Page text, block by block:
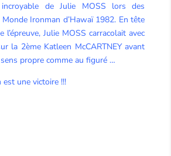
incroyable de Julie MOSS lors des
Ironman d’Hawaï 1982. En tête
Julie MOSS carracolait avec
la 2ème Katleen McCARTNEY avant
propre comme au figuré …
une victoire !!!